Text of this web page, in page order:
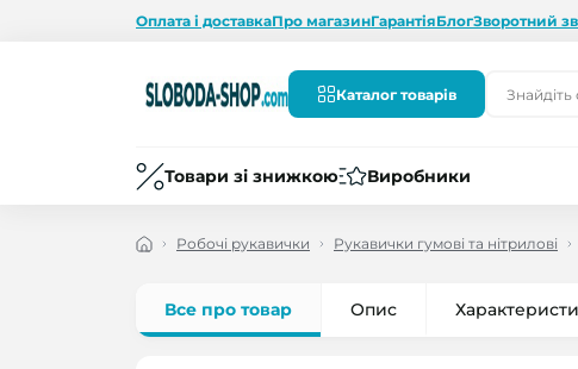
Оплата і доставкаПро магазинГарантіяБлогЗворотний
Каталог товарів
Товари зі знижкою Виробники
Робочі рукавички Рукавички гумові та нітрилові
Все про товар Опис